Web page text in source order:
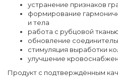
устранение признаков
формирование
и тела
работа с рубцовой
обновление
стимуляция выработки
улучшение
Продукт с подтверждённым